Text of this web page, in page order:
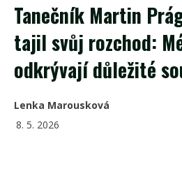
Tanečník Martin
tajil svůj rozchod:
odkrývají důležité
Lenka Marousková
8. 5. 2026